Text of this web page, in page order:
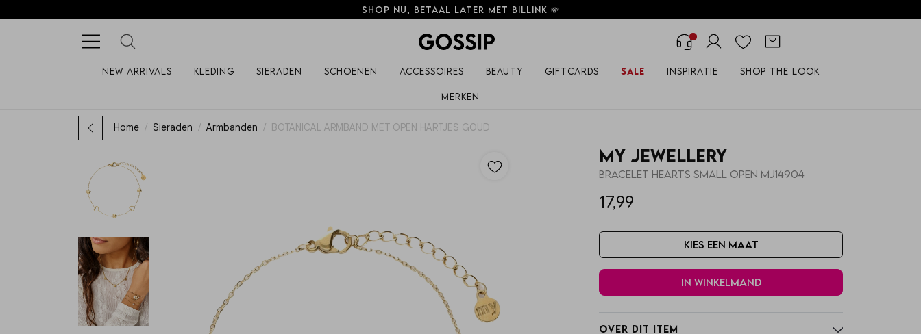
Shop nu, betaal later met Billink 💸
New arrivals Kleding Sieraden Schoenen Accessoires Beauty Giftcards Sale Inspiratie Shop the look
Merken
Home Sieraden Armbanden BOTANICAL ARMBAND MET OPEN HARTJES GOUD
My Jewellery
Bracelet hearts small open MJ14904
17,99
Kies een maat
In winkelmand
Over dit item